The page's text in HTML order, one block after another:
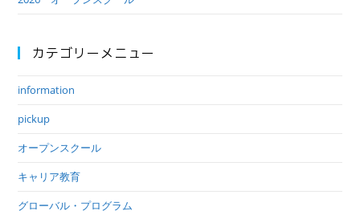
カテゴリーメニュー
information
pickup
オープンスクール
キャリア教育
グローバル・プログラム